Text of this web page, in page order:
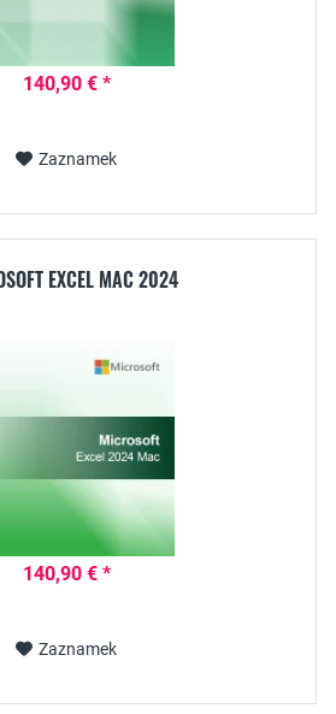
140,90 € *
Zaznamek
EXCEL MAC 2024
140,90 € *
Zaznamek